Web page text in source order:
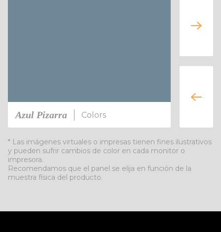
Azul Pizarra Colors
* Las imágenes virtuales o impresas tienen fines ilustrativos
y pueden sufrir cambios de color en cada monitor o
impresora.
Recomendamos que el panel se elija en función de la
muestra física del producto.